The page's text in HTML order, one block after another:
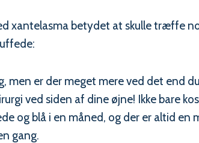
xantelasma betydet at skulle træffe
men er der meget mere ved det end
ved siden af dine øjne! Ikke bare
og blå i en måned, og der er altid
gang.